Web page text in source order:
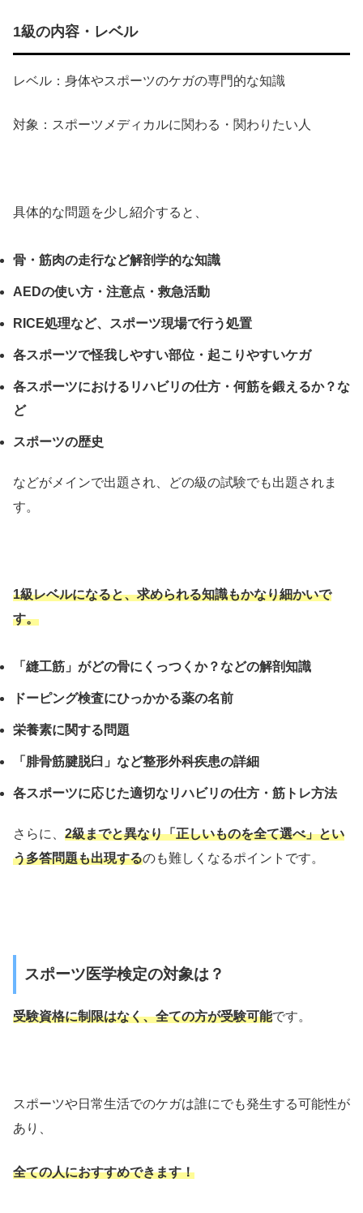
1級の内容・レベル
レベル：身体やスポーツのケガの専門的な知識
対象：スポーツメディカルに関わる・関わりたい人
具体的な問題を少し紹介すると、
骨・筋肉の走行など解剖学的な知識
AEDの使い方・注意点・救急活動
RICE処理など、スポーツ現場で行う処置
各スポーツで怪我しやすい部位・起こりやすいケガ
各スポーツにおけるリハビリの仕方・何筋を鍛えるか？な
ど
スポーツの歴史
などがメインで出題され、どの級の試験でも出題されま
す。
1級レベルになると、求められる知識もかなり細かいで
す。
「縫工筋」がどの骨にくっつくか？などの解剖知識
ドーピング検査にひっかかる薬の名前
栄養素に関する問題
「腓骨筋腱脱臼」など整形外科疾患の詳細
各スポーツに応じた適切なリハビリの仕方・筋トレ方法
さらに、 2級までと異なり「正しいものを全て選べ」とい
う多答問題も出現するのも難しくなるポイントです。
スポーツ医学検定の対象は？
受験資格に制限はなく、全ての方が受験可能です。
スポーツや日常生活でのケガは誰にでも発生する可能性が
あり、
全ての人におすすめできます！